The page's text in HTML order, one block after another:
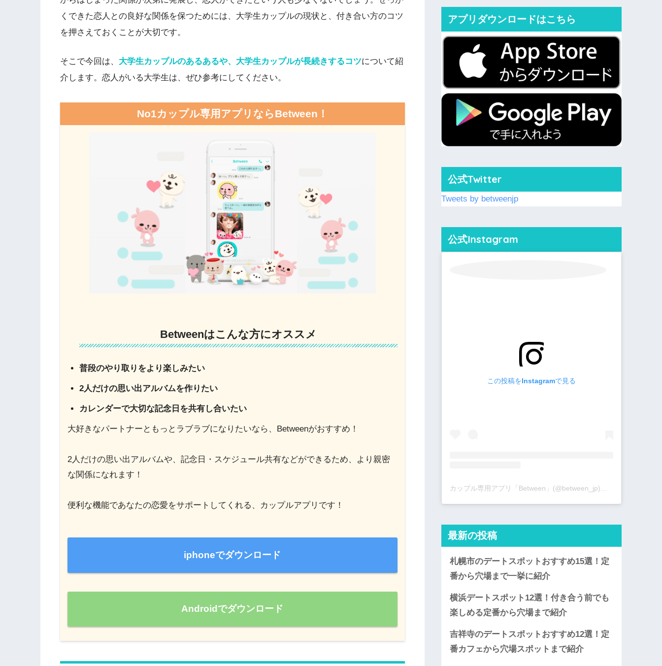
くできた恋人との良好な関係を保つためには、大学生カップルの現状と、付き合い方のコツ
を押さえておくことが大切です。
そこで今回は、 大学生カップルのあるあるや、大学生カップルが長続きするコツについて紹
介します。恋人がいる大学生は、ぜひ参考にしてください。
No1カップル専用アプリならBetween！
Betweenはこんな方にオススメ
普段のやり取りをより楽しみたい
2人だけの思い出アルバムを作りたい
カレンダーで大切な記念日を共有し合いたい
大好きなパートナーともっとラブラブになりたいなら、Betweenがおすすめ！
2人だけの思い出アルバムや、記念日・スケジュール共有などができるため、より親密
な関係になれます！
便利な機能であなたの恋愛をサポートしてくれる、カップルアプリです！
iphoneでダウンロード
Androidでダウンロード
アプリダウンロードはこちら
公式Twitter
Tweets by betweenjp
公式Instagram
この投稿をInstagramで見る
最新の投稿
札幌市のデートスポットおすすめ15選！定
番から穴場まで一挙に紹介
横浜デートスポット12選！付き合う前でも
楽しめる定番から穴場まで紹介
吉祥寺のデートスポットおすすめ12選！定
番カフェから穴場スポットまで紹介